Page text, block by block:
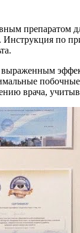
препаратом
по
врача,